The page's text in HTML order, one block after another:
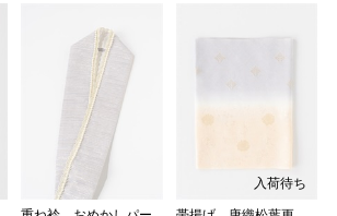
入荷待ち